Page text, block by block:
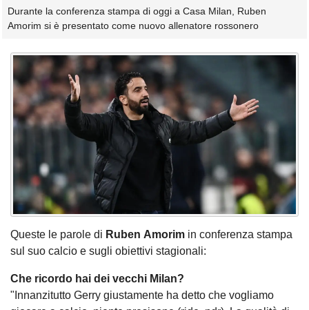
Durante la conferenza stampa di oggi a Casa Milan, Ruben
Amorim si è presentato come nuovo allenatore rossonero
Queste le parole di Ruben Amorim in conferenza stampa
sul suo calcio e sugli obiettivi stagionali:
Che ricordo hai dei vecchi Milan?
"Innanzitutto Gerry giustamente ha detto che vogliamo